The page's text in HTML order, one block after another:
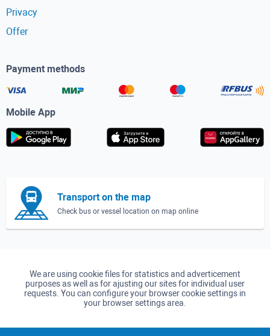
Privacy
Offer
Payment methods
Mobile App
Transport on the map
Check bus or vessel location on map online
We are using cookie files for statistics and adverticement
purposes as well as for ajusting our sites for individual user
requests. You can configure your browser cookie settings in
your browser settings area.